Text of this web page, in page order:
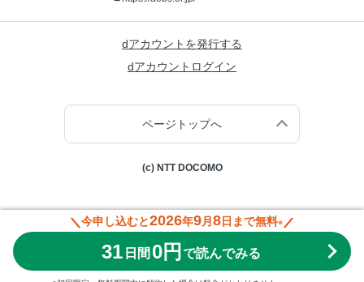
dアカウントを発行する
dアカウントログイン
ページトップへ
(c) NTT DOCOMO
今申し込むと2026年9月 8日まで無料※
31 日間 0円 で読んでみる